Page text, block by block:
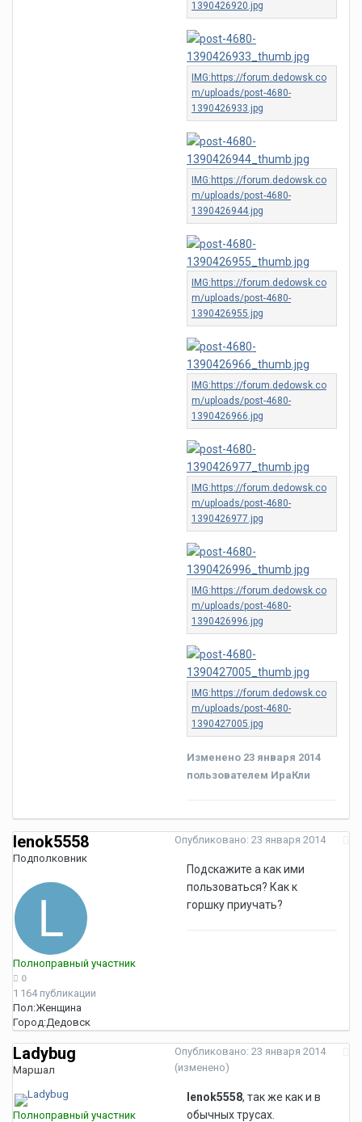
Изменено 23 января 2014
пользователем ИраКли
lenok5558
Подполковник
Полноправный участник
0
1 164 публикации
Пол:Женщина
Город:Дедовск
Опубликовано: 23 января 2014
Подскажите а как ими
пользоваться? Как к
горшку приучать?
Ladybug
Маршал
Полноправный участник
Опубликовано: 23 января 2014
(изменено)
lenok5558, так же как и в
обычных трусах.